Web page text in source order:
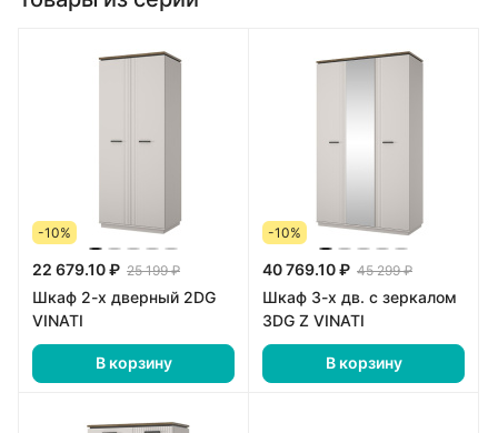
-10%
22 679.10 ₽ 25 199 ₽
Шкаф 2-х дверный 2DG
VINATI
В корзину
-10%
40 769.10 ₽ 45 299 ₽
Шкаф 3-х дв. с зеркалом
3DG Z VINATI
В корзину